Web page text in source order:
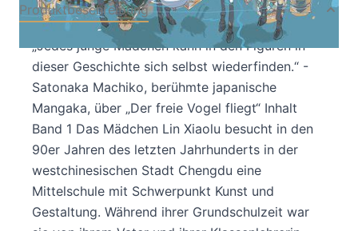
Produktbeschreibung
„Jedes junge Mädchen kann in den Figuren in
dieser Geschichte sich selbst wiederfinden.“ -
Satonaka Machiko, berühmte japanische
Mangaka, über „Der freie Vogel fliegt“ Inhalt
Band 1 Das Mädchen Lin Xiaolu besucht in den
90er Jahren des letzten Jahrhunderts in der
westchinesischen Stadt Chengdu eine
Mittelschule mit Schwerpunkt Kunst und
Gestaltung. Während ihrer Grundschulzeit war